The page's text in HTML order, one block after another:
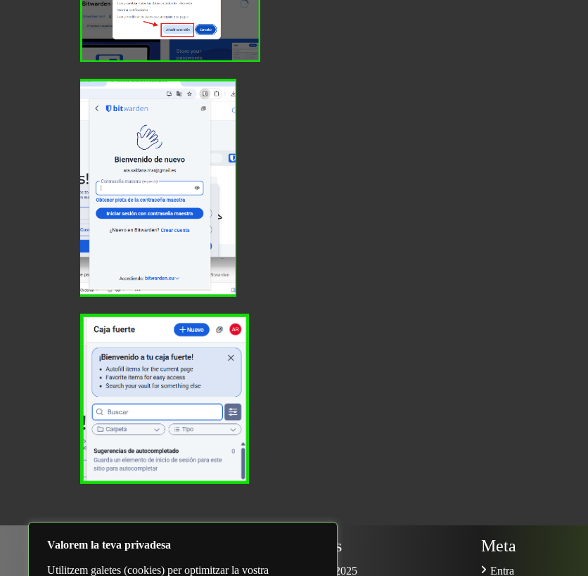
Valorem la teva privadesa
Utilitzem galetes (cookies) per optimitzar la vostra
Araceli Saldaña Martinez Archives
desembre 2025
Meta
Entra